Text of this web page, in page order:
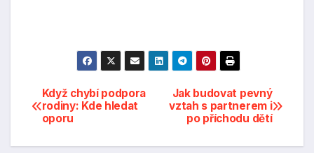
Navigace
pro
Jak budovat pevný
vztah s partnerem i
po příchodu dětí
Když chybí podpora
rodiny: Kde hledat
oporu